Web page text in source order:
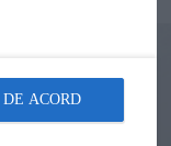
DE ACORD